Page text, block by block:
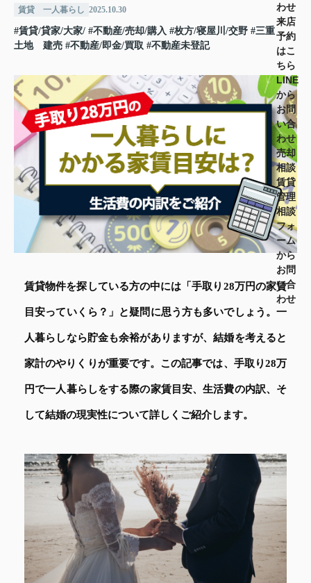
わせ
来店
予約
はこ
ちら
LINE
から
お問
い合
わせ
売却
相談
賃貸
管理
相談
フォ
ーム
から
お問
い合
わせ
賃貸 一人暮らし 2025.10.30
#賃貸/貸家/大家/ #不動産/売却/購入 #枚方/寝屋川/交野 #三重
土地 建売 #不動産/即金/買取 #不動産未登記
賃貸物件を探している方の中には「手取り28万円の家賃
目安っていくら？」と疑問に思う方も多いでしょう。一
人暮らしなら貯金も余裕がありますが、結婚を考えると
家計のやりくりが重要です。この記事では、手取り28万
円で一人暮らしをする際の家賃目安、生活費の内訳、そ
して結婚の現実性について詳しくご紹介します。